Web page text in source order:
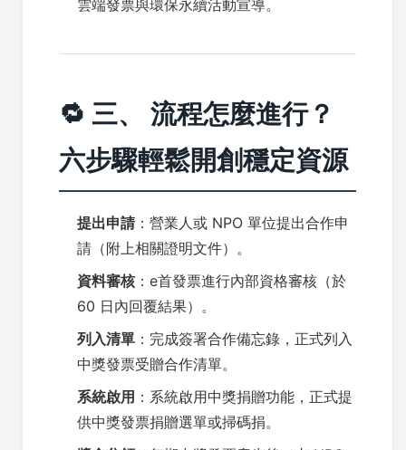
雲端發票與環保永續活動宣導。
🔁 三、 流程怎麼進行？
六步驟輕鬆開創穩定資源
提出申請：營業人或 NPO 單位提出合作申
請（附上相關證明文件）。
資料審核：e首發票進行內部資格審核（於
60 日內回覆結果）。
列入清單 ：完成簽署合作備忘錄，正式列入
中獎發票受贈合作清單。
系統啟用 ：系統啟用中獎捐贈功能，正式提
供中獎發票捐贈選單或掃碼捐。